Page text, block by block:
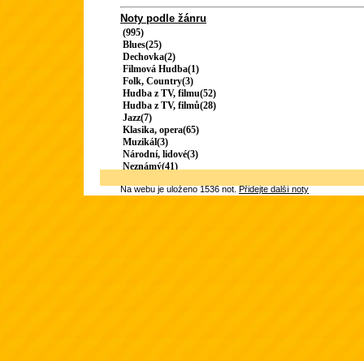
Noty podle žánru
(995)
Blues(25)
Dechovka(2)
Filmová Hudba(1)
Folk, Country(3)
Hudba z TV, filmu(52)
Hudba z TV, filmů(28)
Jazz(7)
Klasika, opera(65)
Muzikál(3)
Národní, lidové(3)
Neznámý(41)
Na webu je uloženo 1536 not.Přidejte další noty